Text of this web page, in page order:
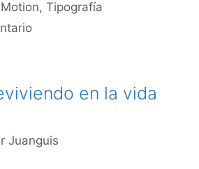
,Tipografía
en la vida
Juanguis